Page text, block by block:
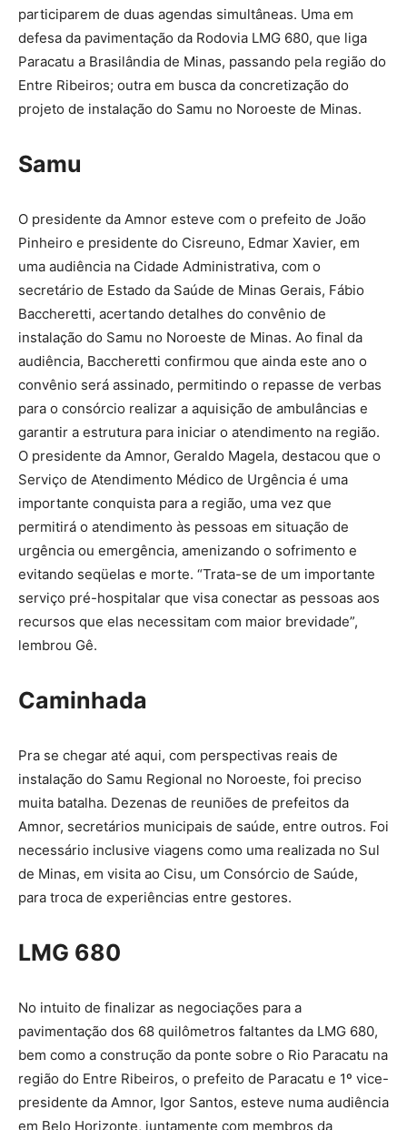
participarem de duas agendas simultâneas. Uma em
defesa da pavimentação da Rodovia LMG 680, que liga
Paracatu a Brasilândia de Minas, passando pela região do
Entre Ribeiros; outra em busca da concretização do
projeto de instalação do Samu no Noroeste de Minas.
Samu
O presidente da Amnor esteve com o prefeito de João
Pinheiro e presidente do Cisreuno, Edmar Xavier, em
uma audiência na Cidade Administrativa, com o
secretário de Estado da Saúde de Minas Gerais, Fábio
Baccheretti, acertando detalhes do convênio de
instalação do Samu no Noroeste de Minas. Ao final da
audiência, Baccheretti confirmou que ainda este ano o
convênio será assinado, permitindo o repasse de verbas
para o consórcio realizar a aquisição de ambulâncias e
garantir a estrutura para iniciar o atendimento na região.
O presidente da Amnor, Geraldo Magela, destacou que o
Serviço de Atendimento Médico de Urgência é uma
importante conquista para a região, uma vez que
permitirá o atendimento às pessoas em situação de
urgência ou emergência, amenizando o sofrimento e
evitando seqüelas e morte. “Trata-se de um importante
serviço pré-hospitalar que visa conectar as pessoas aos
recursos que elas necessitam com maior brevidade”,
lembrou Gê.
Caminhada
Pra se chegar até aqui, com perspectivas reais de
instalação do Samu Regional no Noroeste, foi preciso
muita batalha. Dezenas de reuniões de prefeitos da
Amnor, secretários municipais de saúde, entre outros. Foi
necessário inclusive viagens como uma realizada no Sul
de Minas, em visita ao Cisu, um Consórcio de Saúde,
para troca de experiências entre gestores.
LMG 680
No intuito de finalizar as negociações para a
pavimentação dos 68 quilômetros faltantes da LMG 680,
bem como a construção da ponte sobre o Rio Paracatu na
região do Entre Ribeiros, o prefeito de Paracatu e 1º vice-
presidente da Amnor, Igor Santos, esteve numa audiência
em Belo Horizonte, juntamente com membros da